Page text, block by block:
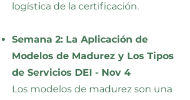
logística de la certificación.
Semana 2: La Aplicación de
Modelos de Madurez y Los Tipos
de Servicios DEI - Nov 4
Los modelos de madurez son una